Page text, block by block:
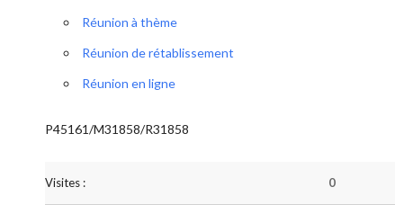
Réunion à thème
Réunion de rétablissement
Réunion en ligne
P45161/M31858/R31858
Visites : 0